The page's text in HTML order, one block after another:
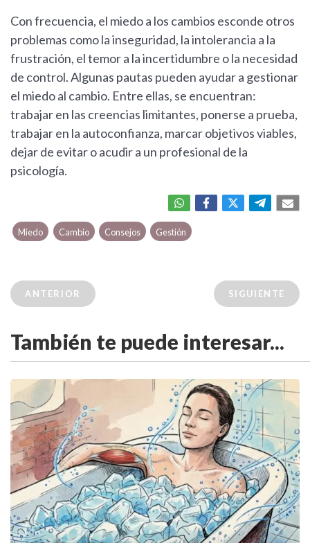
Con frecuencia, el miedo a los cambios esconde otros
problemas como la inseguridad, la intolerancia a la
frustración, el temor a la incertidumbre o la necesidad
de control. Algunas pautas pueden ayudar a gestionar
el miedo al cambio. Entre ellas, se encuentran:
trabajar en las creencias limitantes, ponerse a prueba,
trabajar en la autoconfianza, marcar objetivos viables,
dejar de evitar o acudir a un profesional de la
psicología.
Miedo Cambio Consejos Gestión
ANTERIOR SIGUIENTE
También te puede interesar...